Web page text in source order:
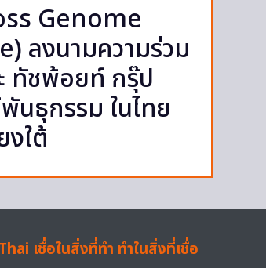
Genome
ลงนามความร่วม
ทัชพ้อยท์ กรุ๊ป
นธุกรรม ในไทย
ใต้
เชื่อในสิ่งที่ทำ ทำในสิ่งที่เชื่อ